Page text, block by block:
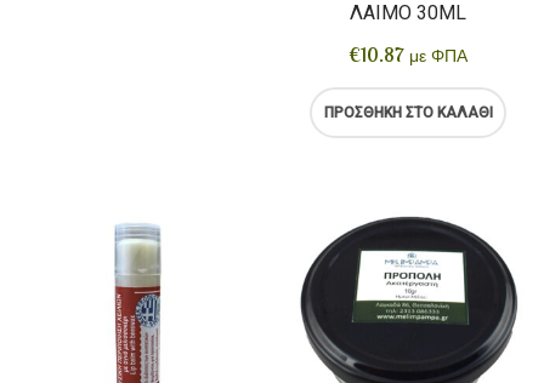
ΛΑΙΜΌ 30ML
€10.87 με ΦΠΑ
ΠΡΟΣΘΉΚΗ ΣΤΟ ΚΑΛΆΘΙ